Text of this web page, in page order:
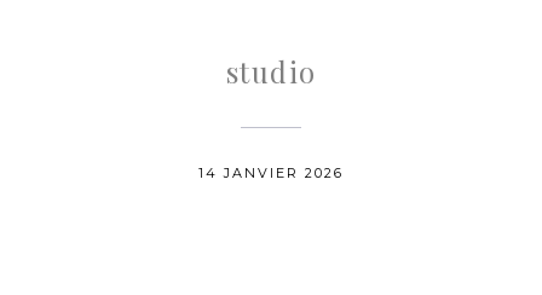
studio
14 JANVIER 2026